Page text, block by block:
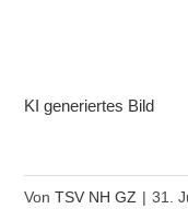
anmelden
KI generiertes Bild
VonTSV NH GZ | 31.